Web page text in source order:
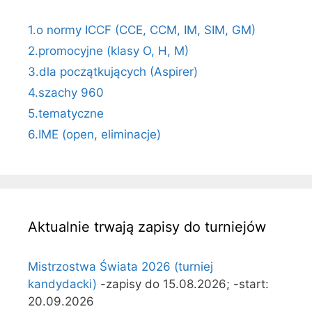
1.o normy ICCF (CCE, CCM, IM, SIM, GM)
2.promocyjne (klasy O, H, M)
3.dla początkujących (Aspirer)
4.szachy 960
5.tematyczne
6.IME (open, eliminacje)
Aktualnie trwają zapisy do turniejów
Mistrzostwa Świata 2026 (turniej
kandydacki) -zapisy do 15.08.2026; -start:
20.09.2026